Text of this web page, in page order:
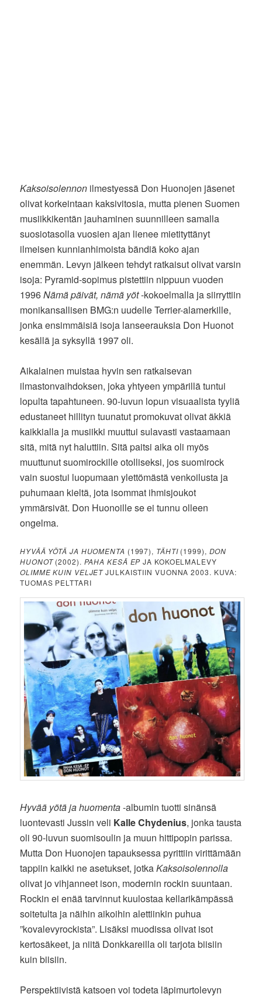
Kaksoisolennon ilmestyessä Don Huonojen jäsenet
olivat korkeintaan kaksivitosia, mutta pienen Suomen
musiikkikentän jauhaminen suunnilleen samalla
suosiotasolla vuosien ajan lienee mietityttänyt
ilmeisen kunnianhimoista bändiä koko ajan
enemmän. Levyn jälkeen tehdyt ratkaisut olivat varsin
isoja: Pyramid-sopimus pistettiin nippuun vuoden
1996Nämä päivät, nämä yöt-kokoelmalla ja siirryttiin
monikansallisen BMG:n uudelle Terrier-alamerkille,
jonka ensimmäisiä isoja lanseerauksia Don Huonot
kesällä ja syksyllä 1997 oli.
Aikalainen muistaa hyvin sen ratkaisevan
ilmastonvaihdoksen, joka yhtyeen ympärillä tuntui
lopulta tapahtuneen. 90-luvun lopun visuaalista tyyliä
edustaneet hillityn tuunatut promokuvat olivat äkkiä
kaikkialla ja musiikki muuttui sulavasti vastaamaan
sitä, mitä nyt haluttiin. Sitä paitsi aika oli myös
muuttunut suomirockille otolliseksi, jos suomirock
vain suostui luopumaan ylettömästä venkoilusta ja
puhumaan kieltä, jota isommat ihmisjoukot
ymmärsivät. Don Huonoille se ei tunnu olleen
ongelma.
HYVÄÄ YÖTÄ JA HUOMENTA (1997), TÄHTI(1999), DON
HUONOT(2002). PAHA KESÄ EP JA KOKOELMALEVY
OLIMME KUIN VELJETJULKAISTIIN VUONNA 2003. KUVA:
TUOMAS PELTTARI
Hyvää yötä ja huomenta-albumin tuotti sinänsä
luontevasti Jussin veli Kalle Chydenius, jonka tausta
oli 90-luvun suomisoulin ja muun hittipopin parissa.
Mutta Don Huonojen tapauksessa pyrittiin virittämään
tappiin kaikki ne asetukset, jotkaKaksoisolennolla
olivat jo vihjanneet ison, modernin rockin suuntaan.
Rockin ei enää tarvinnut kuulostaa kellarikämpässä
soitetulta ja näihin aikoihin alettiinkin puhua
”kovalevyrockista”. Lisäksi muodissa olivat isot
kertosäkeet, ja niitä Donkkareilla oli tarjota biisiin
kuin biisiin.
Perspektiivistä katsoen voi todeta läpimurtolevyn